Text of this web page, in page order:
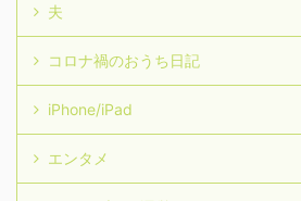
夫
コロナ禍のおうち日記
iPhone/iPad
エンタメ